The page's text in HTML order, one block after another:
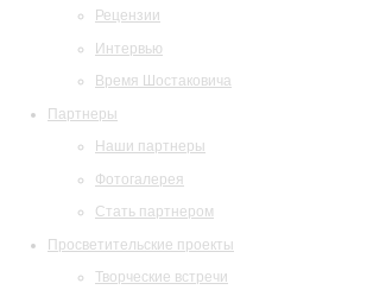
Рецензии
Интервью
Время Шостаковича
Партнеры
Наши партнеры
Фотогалерея
Стать партнером
Просветительские проекты
Творческие встречи